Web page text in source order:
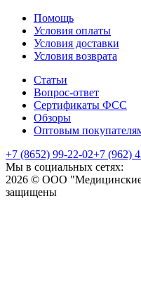
Помощь
Условия оплаты
Условия доставки
Условия возврата
Статьи
Вопрос-ответ
Сертификаты ФСС
Обзоры
Оптовым
+7 (8652) 99-22-02+7 (962)
Мы в социальных сетях:
2026 © ООО "Медицинские
защищены